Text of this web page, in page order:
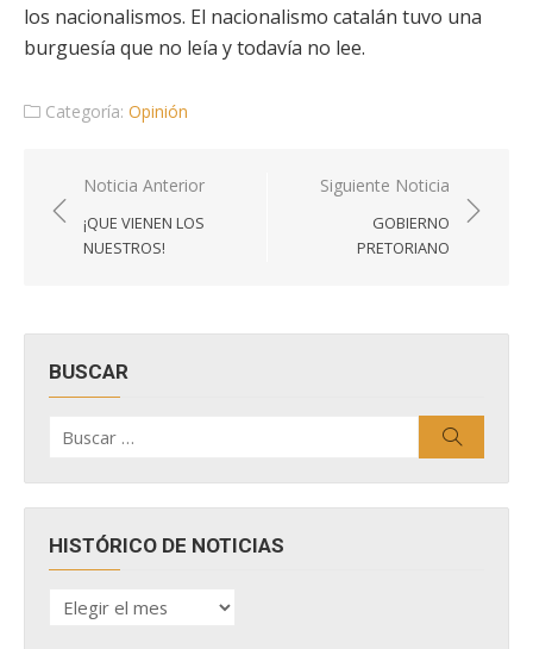
los nacionalismos. El nacionalismo catalán tuvo una
burguesía que no leía y todavía no lee.
Categoría: Opinión
Navegación
de
entradas
Noticia Anterior
¡QUE VIENEN LOS
NUESTROS!
Siguiente Noticia
GOBIERNO
PRETORIANO
BUSCAR
por:
HISTÓRICO DE NOTICIAS
HISTÓRICO
DE